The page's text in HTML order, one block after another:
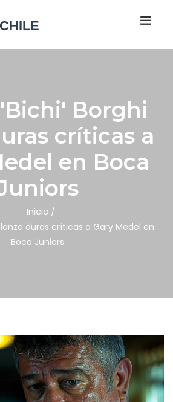
Borghi
críticas a
en Boca
Inicio
duras críticas a Gary Medel en
Boca Juniors